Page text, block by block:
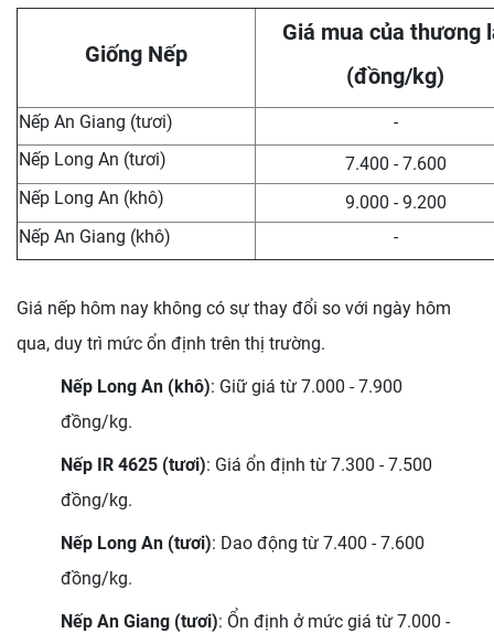
Giống Nếp
Giá mua của thương
(đồng/kg)
Nếp An Giang (tươi)
-
Nếp Long An (tươi)
7.400 - 7.600
Nếp Long An (khô)
9.000 - 9.200
Nếp An Giang (khô)
-
Giá nếp hôm nay không có sự thay đổi so với ngày hôm
qua, duy trì mức ổn định trên thị trường.
Nếp Long An (khô): Giữ giá từ 7.000 - 7.900
đồng/kg.
Nếp IR 4625 (tươi): Giá ổn định từ 7.300 - 7.500
đồng/kg.
Nếp Long An (tươi): Dao động từ 7.400 - 7.600
đồng/kg.
Nếp An Giang (tươi): Ổn định ở mức giá từ 7.000 -